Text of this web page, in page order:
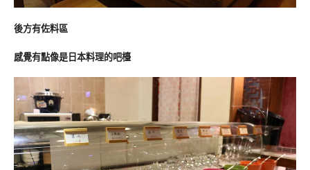
後方有佐料區
感覺有點像是日本料理的吧檯